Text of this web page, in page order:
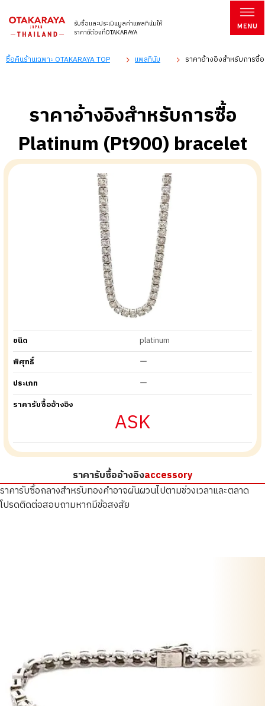
รับซื้อและประเมินมูลค่าแพลทินัมให้
ราคาดีต้องที่OTAKARAYA
ซื้อคืนร้านเฉพาะ OTAKARAYA TOP แพลทินัม ราคาอ้างอิงสำหรับการซื้
ราคาอ้างอิงสำหรับการซื้อ
Platinum (Pt900) bracelet
ชนิด
platinum
พิศุทธิ์
ー
ประเภท
ー
ราคารับซื้ออ้างอิง
ASK
ราคารับซื้ออ้างอิงaccessory
ราคารับซื้อกลางสำหรับทองคำอาจผันผวนไปตามช่วงเวลาและตลาด
โปรดติดต่อสอบถามหากมีข้อสงสัย